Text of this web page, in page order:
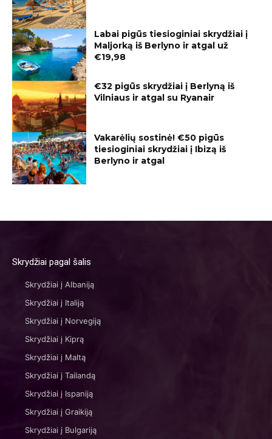
Labai pigūs tiesioginiai skrydžiai į
Maljorką iš Berlyno ir atgal už
€19,98
€32 pigūs skrydžiai į Berlyną iš
Vilniaus ir atgal su Ryanair
Vakarėlių sostinė! €50 pigūs
tiesioginiai skrydžiai į Ibizą iš
Berlyno ir atgal
Skrydžiai pagal šalis
Skrydžiai į Albaniją
Skrydžiai į Italiją
Skrydžiai į Norvegiją
Skrydžiai į Kiprą
Skrydžiai į Maltą
Skrydžiai į Tailandą
Skrydžiai į Ispaniją
Skrydžiai į Graikiją
Skrydžiai į Bulgariją